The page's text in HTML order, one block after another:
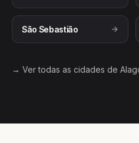
São Sebastião
→ Ver todas as cidades de